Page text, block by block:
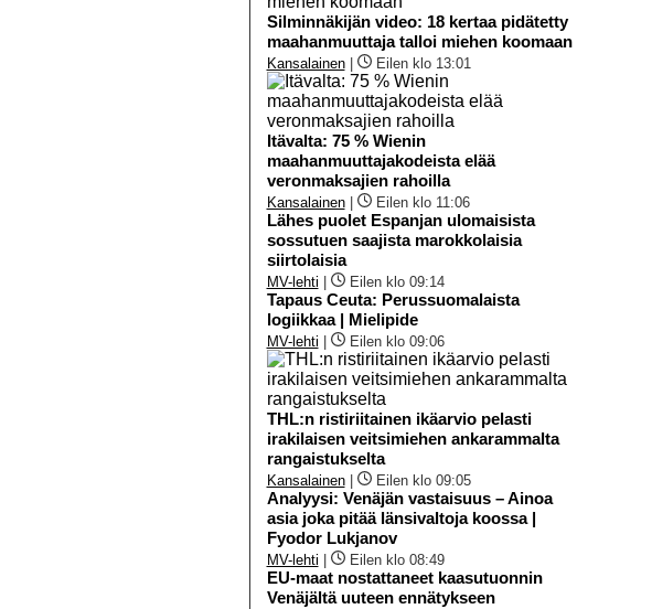
Silminnäkijän video: 18 kertaa pidätetty
maahanmuuttaja talloi miehen koomaan
Kansalainen| Eilen klo 13:01
Itävalta: 75 % Wienin
maahanmuuttajakodeista elää
veronmaksajien rahoilla
Kansalainen| Eilen klo 11:06
Lähes puolet Espanjan ulomaisista
sossutuen saajista marokkolaisia
siirtolaisia
MV-lehti Eilen klo 09:14
Tapaus Ceuta: Perussuomalaista
logiikkaa | Mielipide
MV-lehti Eilen klo 09:06
THL:n ristiriitainen ikäarvio pelasti
irakilaisen veitsimiehen ankarammalta
rangaistukselta
Kansalainen| Eilen klo 09:05
Analyysi: Venäjän vastaisuus – Ainoa
asia joka pitää länsivaltoja koossa |
Fyodor Lukjanov
MV-lehti Eilen klo 08:49
EU-maat nostattaneet kaasutuonnin
Venäjältä uuteen ennätykseen